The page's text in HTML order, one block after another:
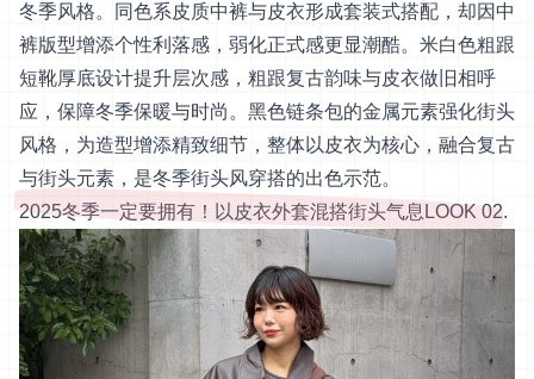
冬季风格。同色系皮质中裤与皮衣形成套装式搭配，却因中
裤版型增添个性利落感，弱化正式感更显潮酷。米白色粗跟
短靴厚底设计提升层次感，粗跟复古韵味与皮衣做旧相呼
应，保障冬季保暖与时尚。黑色链条包的金属元素强化街头
风格，为造型增添精致细节，整体以皮衣为核心，融合复古
与街头元素，是冬季街头风穿搭的出色示范。
2025冬季一定要拥有！以皮衣外套混搭街头气息LOOK 02.